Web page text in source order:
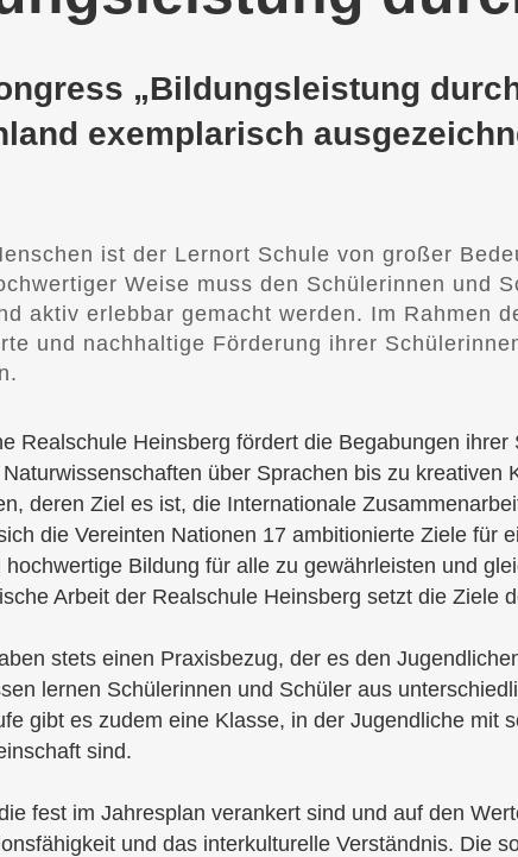
„Bildungsleistung
exemplarisch
ist der Lernort Schule von großer
Weise muss den Schülerinnen und
aktiv erlebbar gemacht werden. Im Rahmen
und nachhaltige Förderung ihrer
Realschule Heinsberg fördert die Begabungen
über Sprachen bis zu
deren Ziel es ist, die Internationale
die Vereinten Nationen 17 ambitionierte Ziele
hochwertige Bildung für alle zu gewährleisten und
Arbeit der Realschule Heinsberg setzt die Ziele
stets einen Praxisbezug, der es den
lernen Schülerinnen und Schüler aus
gibt es zudem eine Klasse, in der Jugendliche mit
sind.
fest im Jahresplan verankert sind und auf den
und das interkulturelle Verständnis. Die